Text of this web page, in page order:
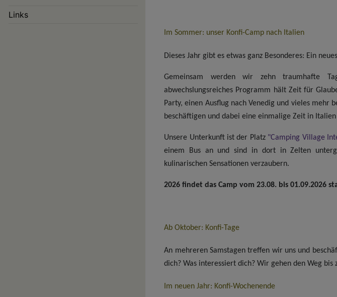
Links
Im Sommer: unser Konfi-Camp nach Italien
Dieses Jahr gibt es etwas ganz Besonderes: Ein
Gemeinsam werden wir zehn traumhafte
abwechslungsreiches Programm hält Zeit für
Party, einen Ausflug nach Venedig und vieles
beschäftigen und dabei eine einmalige Zeit in
Unsere Unterkunft ist der Platz "Camping Village
einem Bus an und sind in dort in Zelten
kulinarischen Sensationen verzaubern.
2026 findet das Camp vom 23.08. bis 01.09.2026
Ab Oktober: Konfi-Tage
An mehreren Samstagen treffen wir uns und
dich? Was interessiert dich? Wir gehen den Weg bis
Im neuen Jahr: Konfi-Wochenende